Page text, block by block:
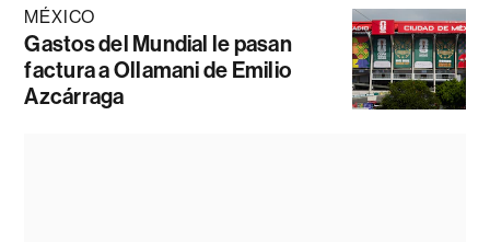
MÉXICO
Gastos del Mundial le pasan
factura a Ollamani de Emilio
Azcárraga